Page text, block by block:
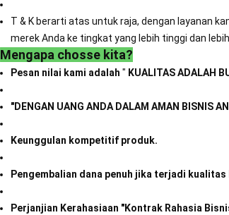
T & K berarti atas untuk raja, dengan layanan
merek Anda ke tingkat yang lebih tinggi dan
Mengapa chosse kita?
Pesan nilai kami adalah " KUALITAS ADALAH
"DENGAN UANG ANDA DALAM AMAN BISNIS
Keunggulan kompetitif produk.
Pengembalian dana penuh jika terjadi
Perjanjian Kerahasiaan "Kontrak Rahasia